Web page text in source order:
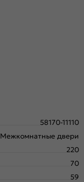
58170-11110
Межкомнатные двери
220
70
59